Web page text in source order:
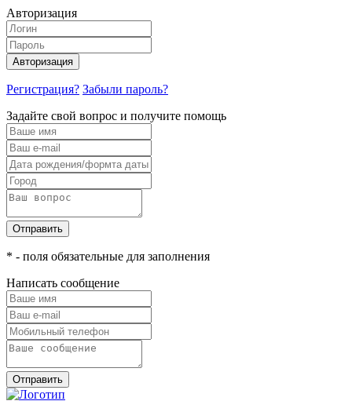
Авторизация
Авторизация
Регистрация? Забыли пароль?
Задайте свой вопрос и получите помощь
Отправить
* - поля обязательные для заполнения
Написать сообщение
Отправить